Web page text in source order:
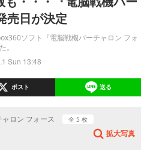
売日が決定
ソフト『電脳戦機バーチャロン フォ
。
Sun 13:48
ポスト 送る
ロン フォース 全 5 枚
拡大写真